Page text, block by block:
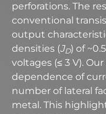
perforations. The
conventional
output
densities (JD) of
voltages (≤ 3 V).
dependence of
number of lateral
metal. This